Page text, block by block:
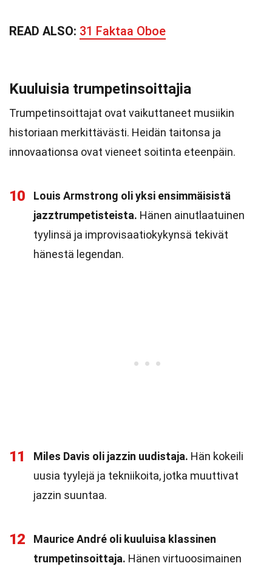
READ ALSO: 31 Faktaa Oboe
Kuuluisia trumpetinsoittajia
Trumpetinsoittajat ovat vaikuttaneet musiikin
historiaan merkittävästi. Heidän taitonsa ja
innovaationsa ovat vieneet soitinta eteenpäin.
10
Louis Armstrong oli yksi ensimmäisistä
jazztrumpetisteista. Hänen ainutlaatuinen
tyylinsä ja improvisaatiokykynsä tekivät
hänestä legendan.
11 Miles Davis oli jazzin uudistaja. Hän kokeili
uusia tyylejä ja tekniikoita, jotka muuttivat
jazzin suuntaa.
12
Maurice André oli kuuluisa klassinen
trumpetinsoittaja. Hänen virtuoosimainen